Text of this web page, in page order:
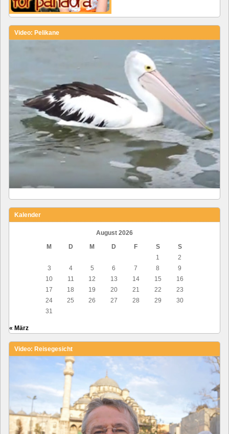
Video: Pelikane
Kalender
August 2026
M
D M D F S
S
1
2
3
4 5 6 7 8
9
10
11 12 13 14 15
16
17
18 19 20 21 22
23
24
25 26 27 28 29
30
31
« März
Video: Reisegesicht